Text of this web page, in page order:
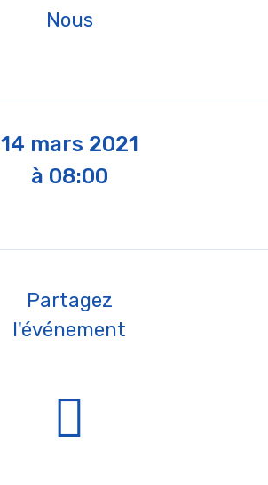
Nous
14 mars 2021
à 08:00
Partagez
l'événement